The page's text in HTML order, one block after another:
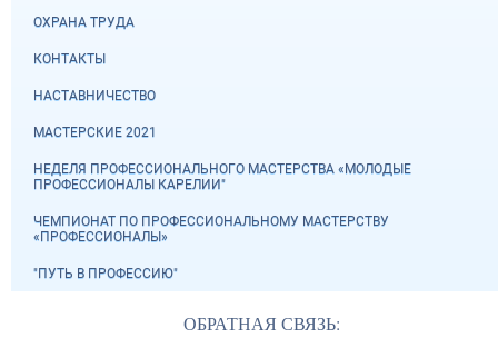
ОХРАНА ТРУДА
КОНТАКТЫ
НАСТАВНИЧЕСТВО
МАСТЕРСКИЕ 2021
НЕДЕЛЯ ПРОФЕССИОНАЛЬНОГО МАСТЕРСТВА «МОЛОДЫЕ
ПРОФЕССИОНАЛЫ КАРЕЛИИ"
ЧЕМПИОНАТ ПО ПРОФЕССИОНАЛЬНОМУ МАСТЕРСТВУ
«ПРОФЕССИОНАЛЫ»
"ПУТЬ В ПРОФЕССИЮ"
ОБРАТНАЯ СВЯЗЬ: